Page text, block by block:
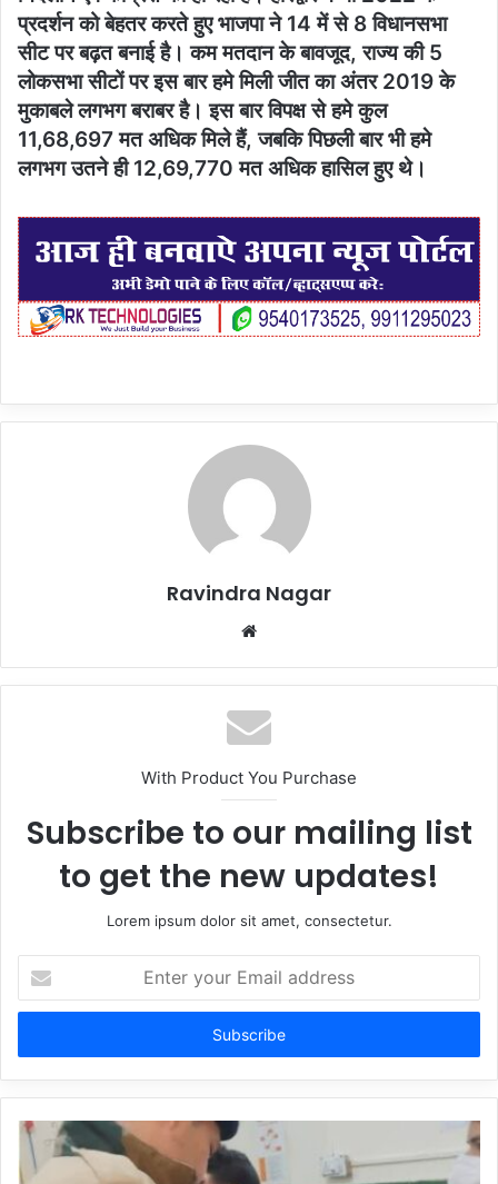
प्रदर्शन को बेहतर करते हुए भाजपा ने 14 में से 8 विधानसभा
सीट पर बढ़त बनाई है। कम मतदान के बावजूद, राज्य की 5
लोकसभा सीटों पर इस बार हमे मिली जीत का अंतर 2019 के
मुकाबले लगभग बराबर है। इस बार विपक्ष से हमे कुल
11,68,697 मत अधिक मिले हैं, जबकि पिछली बार भी हमे
लगभग उतने ही 12,69,770 मत अधिक हासिल हुए थे।
Ravindra Nagar
Website
With Product You Purchase
Subscribe to our mailing list
to get the new updates!
Lorem ipsum dolor sit amet, consectetur.
your
Email